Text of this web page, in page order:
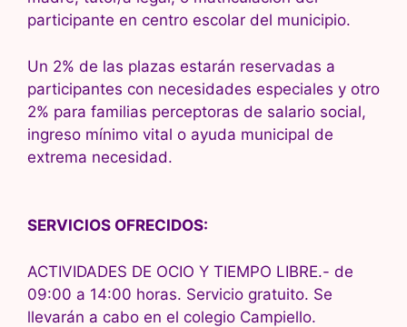
participante en centro escolar del municipio.
Un 2% de las plazas estarán reservadas a
participantes con necesidades especiales y otro
2% para familias perceptoras de salario social,
ingreso mínimo vital o ayuda municipal de
extrema necesidad.
SERVICIOS OFRECIDOS:
ACTIVIDADES DE OCIO Y TIEMPO LIBRE.- de
09:00 a 14:00 horas. Servicio gratuito. Se
llevarán a cabo en el colegio Campiello.